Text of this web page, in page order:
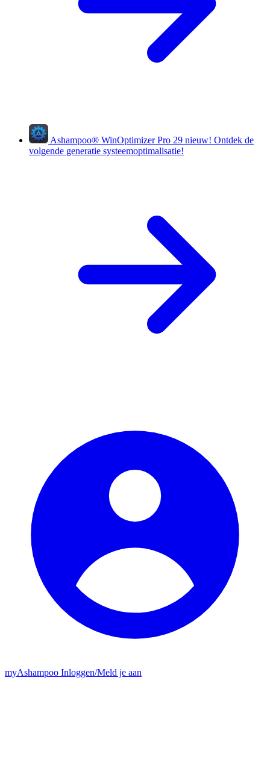
Ashampoo® WinOptimizer Pro 29 nieuw! Ontdek de
volgende generatie systeemoptimalisatie!
myAshampoo Inloggen/Meld je aan